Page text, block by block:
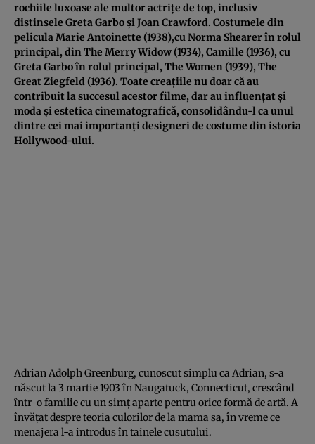
rochiile luxoase ale multor actrițe de top, inclusiv
distinsele Greta Garbo și Joan Crawford. Costumele din
pelicula Marie Antoinette (1938),cu Norma Shearer în rolul
principal, din The Merry Widow (1934), Camille (1936), cu
Greta Garbo în rolul principal, The Women (1939), The
Great Ziegfeld (1936). Toate creațiile nu doar că au
contribuit la succesul acestor filme, dar au influențat și
moda și estetica cinematografică, consolidându-l ca unul
dintre cei mai importanți designeri de costume din istoria
Hollywood-ului.
Adrian Adolph Greenburg, cunoscut simplu ca Adrian, s-a
născut la 3 martie 1903 în Naugatuck, Connecticut, crescând
într-o familie cu un simț aparte pentru orice formă de artă. A
învățat despre teoria culorilor de la mama sa, în vreme ce
menajera l-a introdus în tainele cusutului.